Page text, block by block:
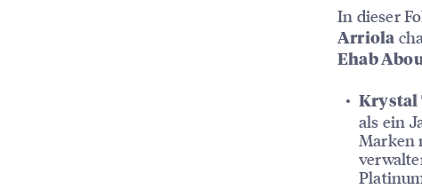
In dieser
Arriola
Ehab
Krystal
als ein
Marken